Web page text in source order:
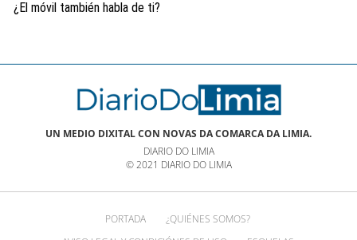
¿El móvil también habla de ti?
UN MEDIO DIXITAL CON NOVAS DA COMARCA DA LIMIA.
DIARIO DO LIMIA
© 2021 DIARIO DO LIMIA
PORTADA
¿QUIÉNES SOMOS?